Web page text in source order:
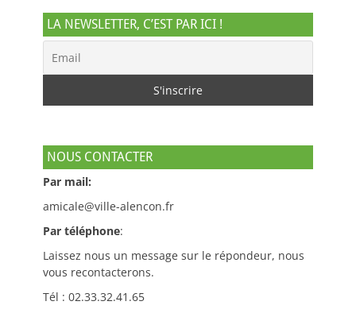
LA NEWSLETTER, C’EST PAR ICI !
NOUS CONTACTER
Par mail:
amicale@ville-alencon.fr
Par téléphone:
Laissez nous un message sur le répondeur, nous
vous recontacterons.
Tél : 02.33.32.41.65